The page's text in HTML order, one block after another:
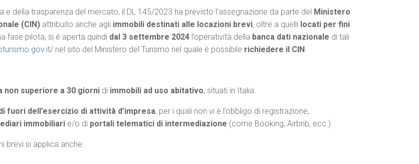
e della trasparenza del mercato, il DL 145/2023 ha previsto l’assegnazione da parte del Ministero
(CIN) attribuito anche agli immobili destinati alle locazioni brevi, oltre a quelli locati per fini
fase pilota, si è aperta quindi dal 3 settembre 2024 l’operatività della banca dati nazionale di tali
nel sito del Ministero del Turismo nel quale è possibile richiedere il CIN.
non superiore a 30 giorni di immobili ad uso abitativo, situati in Italia.
fuori dell’esercizio di attività d’impresa, per i quali non vi è l’obbligo di registrazione,
immobiliari e/o di portali telematici di intermediazione (come Booking, Airbnb, ecc.).
brevi si applica anche: